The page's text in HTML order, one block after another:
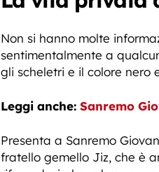
Non si hanno molte
sentimentalmente a
gli scheletri e il colore nero
Leggi anche: Sanremo
Presenta a Sanremo
fratello gemello Jiz, che è